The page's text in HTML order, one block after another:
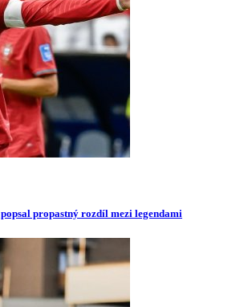
propastný rozdíl mezi legendami